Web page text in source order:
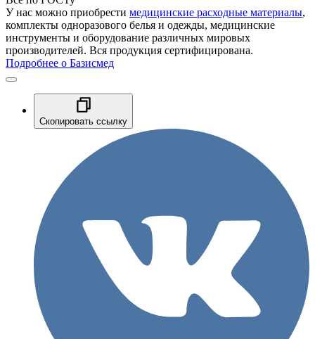
У нас можно приобрести медицинские расходные материалы,
комплекты одноразового белья и одежды, медицинские
инструменты и оборудование различных мировых
производителей. Вся продукция сертифицирована.
Подробнее о Базисмед
Скопировать ссылку